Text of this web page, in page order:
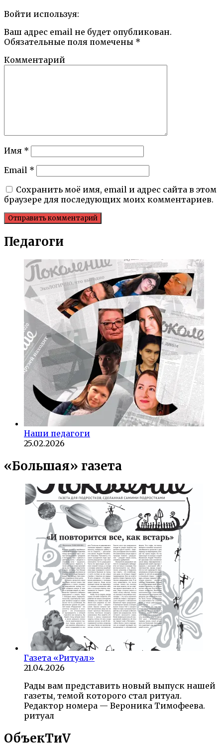
Войти используя:
Ваш адрес email не будет опубликован.
Обязательные поля помечены *
Комментарий
Имя *
Email *
Сохранить моё имя, email и адрес сайта в этом
браузере для последующих моих комментариев.
Педагоги
Наши педагоги
25.02.2026
«Большая» газета
Газета «Ритуал»
21.04.2026
Рады вам представить новый выпуск нашей
газеты, темой которого стал ритуал.
Редактор номера — Вероника Тимофеева.
ритуал
ОбъекTиV